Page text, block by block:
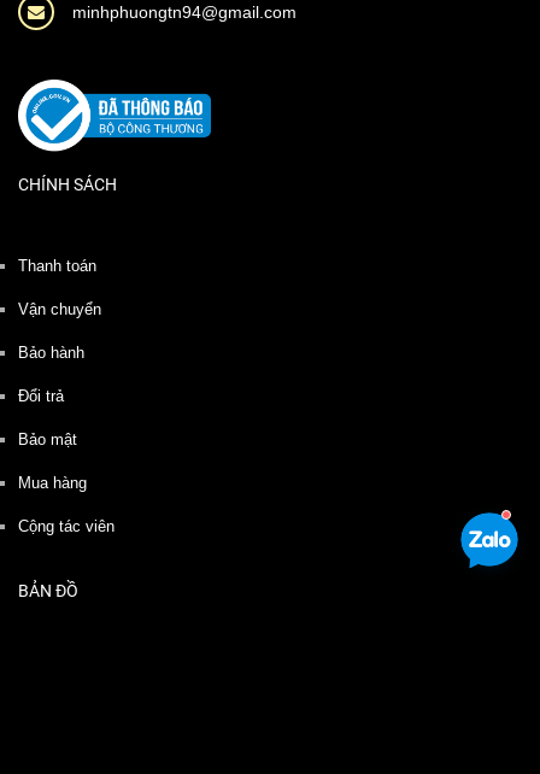
minhphuongtn94@gmail.com
CHÍNH SÁCH
Thanh toán
Vận chuyển
Bảo hành
Đổi trả
Bảo mật
Mua hàng
Cộng tác viên
BẢN ĐỒ